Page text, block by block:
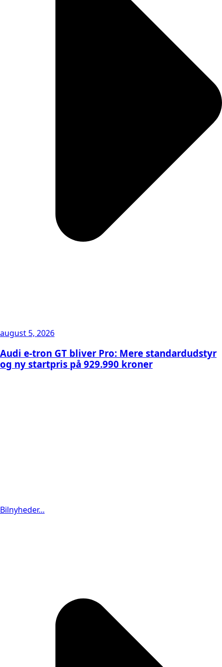
august 5, 2026
Audi e-tron GT bliver Pro: Mere standardudstyr
og ny startpris på 929.990 kroner
Bilnyheder...